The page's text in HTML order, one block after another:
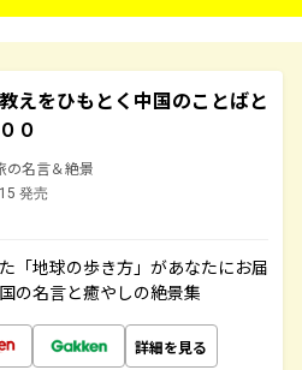
えをひもとく中国のことばと
０
の名言＆絶景
発売
「地球の歩き方」があなたにお届
の名言と癒やしの絶景集
詳細を見る